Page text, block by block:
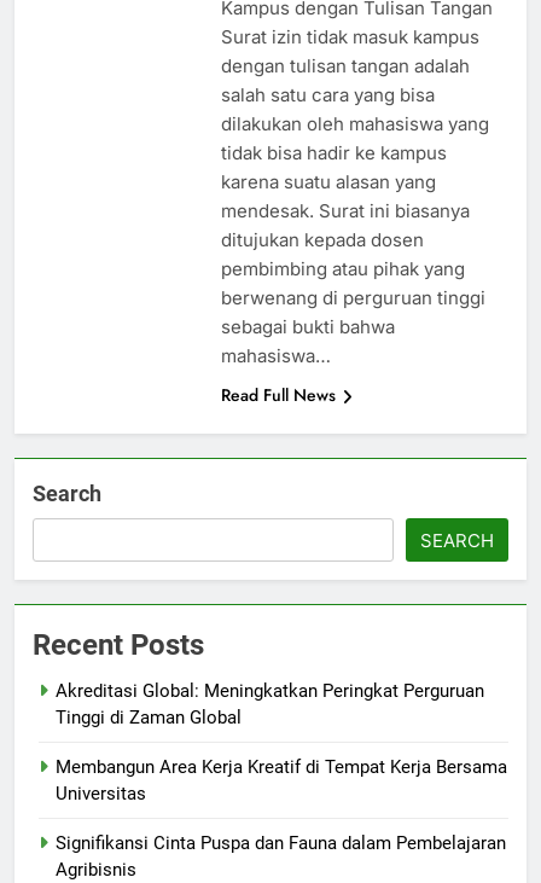
Kampus dengan Tulisan Tangan
Surat izin tidak masuk kampus
dengan tulisan tangan adalah
salah satu cara yang bisa
dilakukan oleh mahasiswa yang
tidak bisa hadir ke kampus
karena suatu alasan yang
mendesak. Surat ini biasanya
ditujukan kepada dosen
pembimbing atau pihak yang
berwenang di perguruan tinggi
sebagai bukti bahwa
mahasiswa…
Read Full News
Search
SEARCH
Recent Posts
Akreditasi Global: Meningkatkan Peringkat Perguruan
Tinggi di Zaman Global
Membangun Area Kerja Kreatif di Tempat Kerja Bersama
Universitas
Signifikansi Cinta Puspa dan Fauna dalam Pembelajaran
Agribisnis